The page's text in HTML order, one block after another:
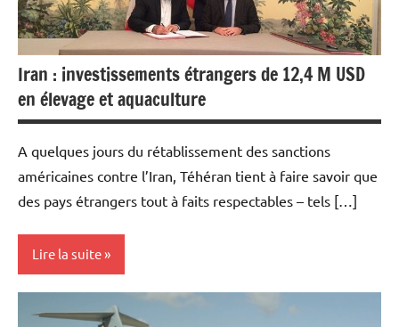
Iran : investissements étrangers de 12,4 M USD
en élevage et aquaculture
A quelques jours du rétablissement des sanctions
américaines contre l’Iran, Téhéran tient à faire savoir que
des pays étrangers tout à faits respectables – tels […]
Lire la suite